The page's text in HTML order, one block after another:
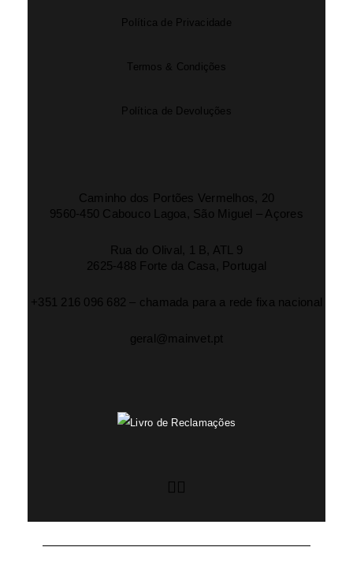
Política de Privacidade
Termos & Condições
Política de Devoluções
Caminho dos Portões Vermelhos, 20
9560-450 Cabouco Lagoa, São Miguel – Açores
Rua do Olival, 1 B, ATL 9
2625-488 Forte da Casa, Portugal
+351 216 096 682 – chamada para a rede fixa nacional
geral@mainvet.pt